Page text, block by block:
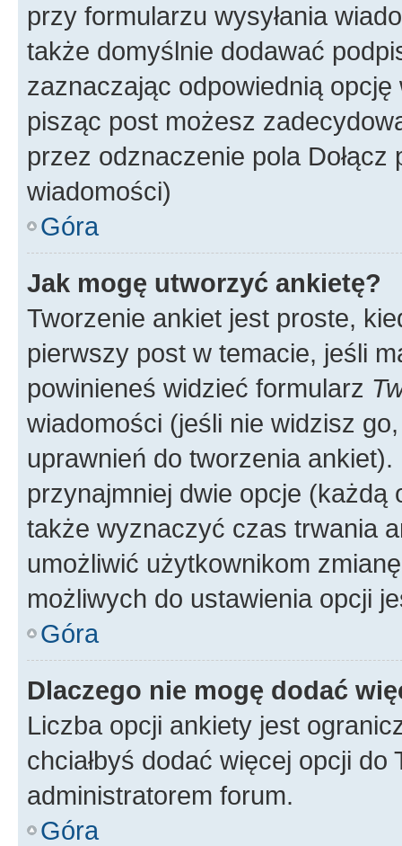
przy formularzu wysyłania
także domyślnie dodawać
zaznaczając odpowiednią
pisząc post możesz
przez odznaczenie pola
wiadomości)
Góra
Jak mogę utworzyć ankietę?
Tworzenie ankiet jest proste,
pierwszy post w temacie, jeśli
powinieneś widzieć formularz
wiadomości (jeśli nie widzisz
uprawnień do tworzenia
przynajmniej dwie opcje
także wyznaczyć czas trwania
umożliwić użytkownikom
możliwych do ustawienia opcji
Góra
Dlaczego nie mogę dodać
Liczba opcji ankiety jest
chciałbyś dodać więcej opcji
administratorem forum.
Góra